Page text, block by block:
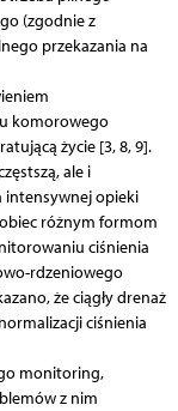
(zgodnie z
przekazania na
komorowego
życie [3, 8, 9].
ale i
intensywnej opieki
różnym formom
ciśnienia
rdzeniowego
że ciągły drenaż
ciśnienia
monitoring,
z nim